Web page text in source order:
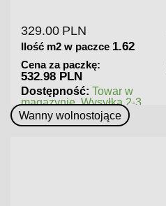
329.00 PLN
Ilość m2 w paczce 2.14
Cena za paczkę:
704.06 PLN
Dostępność: Towar w
magazynie. Wysyłka 2-3
dni.
Wanny wolnostojące